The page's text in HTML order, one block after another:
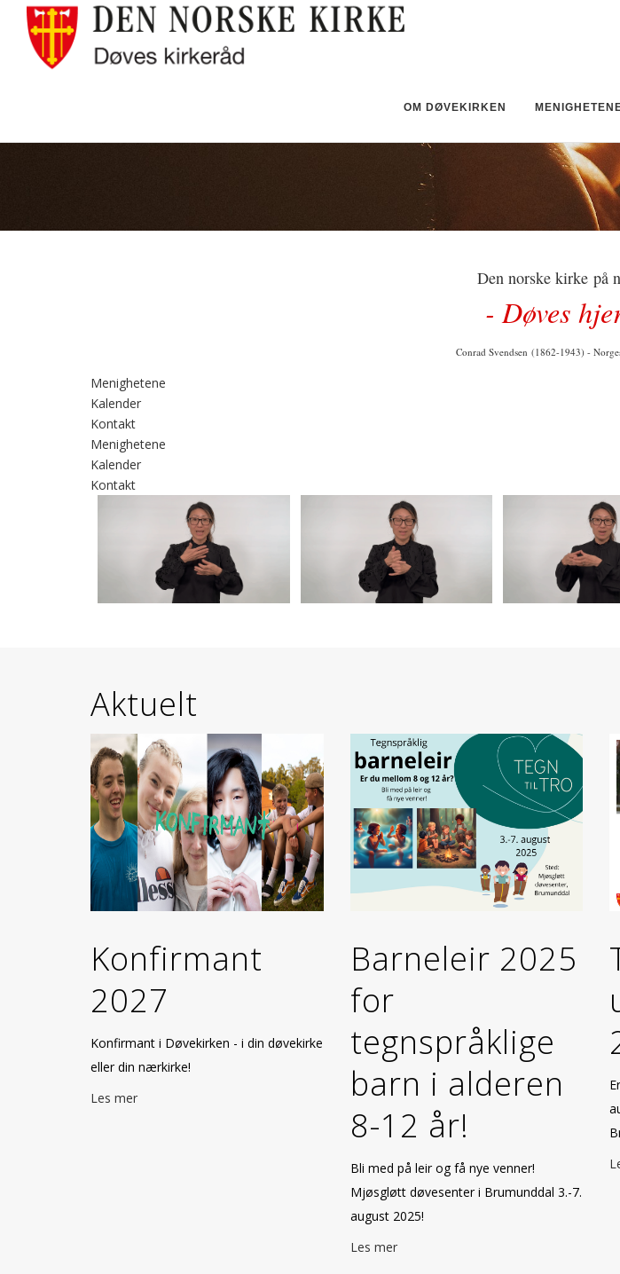
OM DØVEKIRKEN
Den norske kirke på
- Døves
Conrad Svendsen (1862-1943) -
Menighetene
Kalender
Kontakt
Menighetene
Kalender
Kontakt
Aktuelt
Konfirmant
2027
Konfirmant i Døvekirken - i din døvekirke
eller din nærkirke!
Les mer
Barneleir 2025
for
tegnspråklige
barn i alderen
8-12 år!
Bli med på leir og få nye venner!
Mjøsgløtt døvesenter i Brumunddal 3.-7.
august 2025!
Les mer